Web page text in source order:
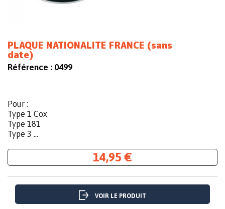
PLAQUE NATIONALITE FRANCE (sans
date)
Référence : 0499
Pour :
Type 1 Cox
Type 181
Type 3 ...
14,95 €
VOIR LE PRODUIT